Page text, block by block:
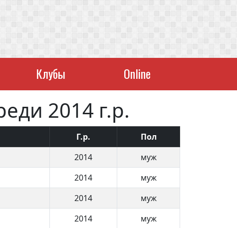
Клубы Online
2014 г.р.
Г.р.
Пол
2014
муж
2014
муж
2014
муж
2014
муж